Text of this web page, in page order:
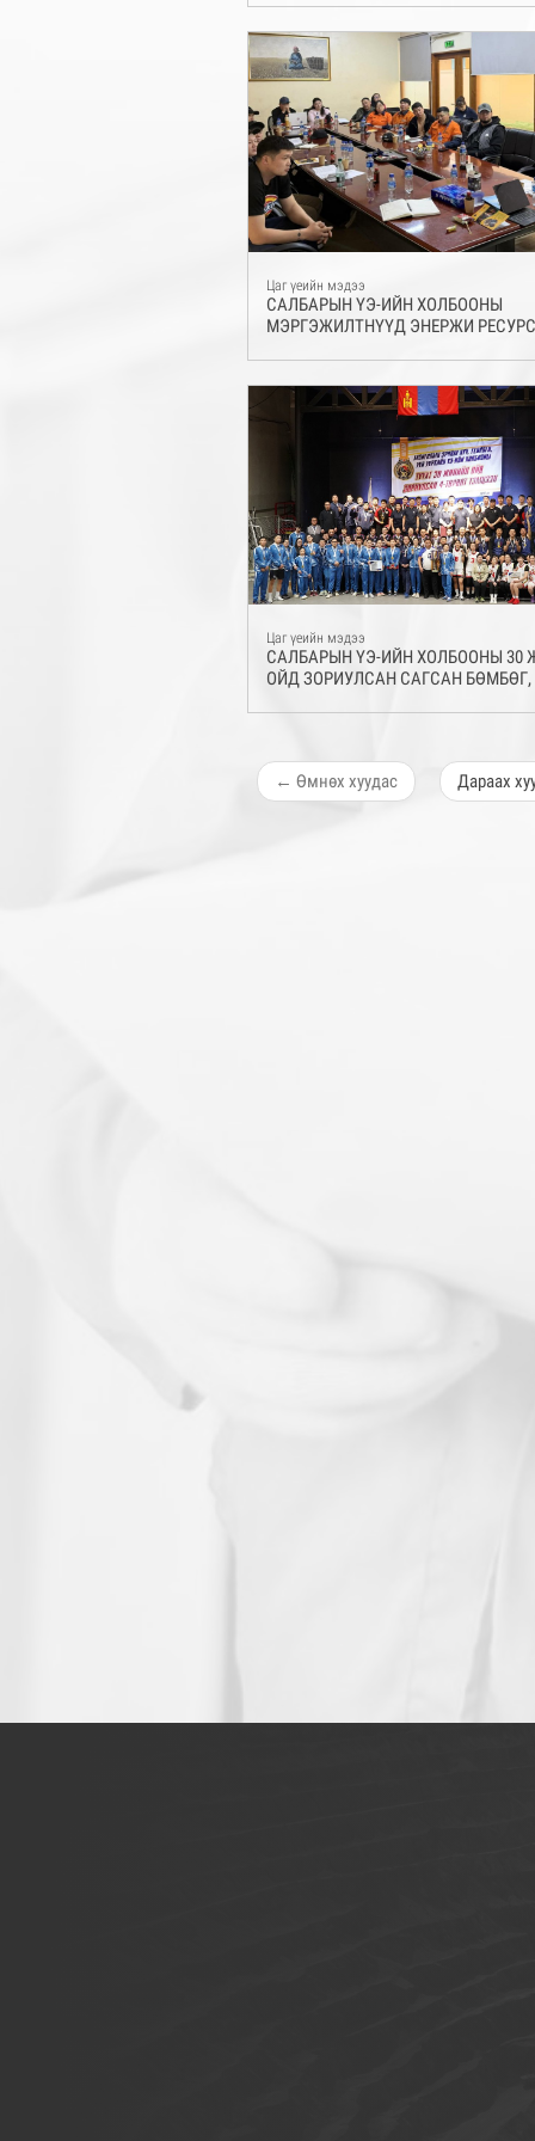
УЛСАД САЙН ЖИШЭЭ БОЛОХУЙЦ
ТӨСӨЛ БОЛСНЫГ ОНЦЛОВ
Цаг үеийн мэдээ
САЛБАРЫН ҮЭ-ИЙН ХОЛБООНЫ
МЭРГЭЖИЛТНҮҮД ЭНЕРЖИ
Цаг үеийн мэдээ
САЛБАРЫН ҮЭ-ИЙН ХОЛБООНЫ 30
ОЙД ЗОРИУЛСАН САГСАН БӨМБӨГ,
← Өмнөх хуудас Дараах